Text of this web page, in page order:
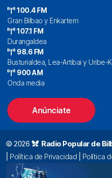
100.4 FM
Gran Bilbao y Enkarterri
107.1 FM
Durangaldea
98.6 FM
Busturialdea, Lea-Artibai y Uribe-
900 AM
Onda media
Anúnciate
© 2026 Radio Popular de
Política de Privacidad Política
Alda. Mazarredo, 47 – 7º 48009